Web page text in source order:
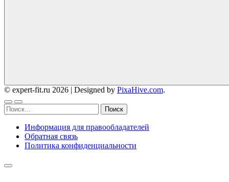
© expert-fit.ru 2026 | Designed by PixaHive.com.
Найти:
Информация для правообладателей
Обратная связь
Политика конфиденциальности